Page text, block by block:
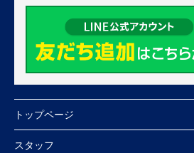
トップページ
スタッフ